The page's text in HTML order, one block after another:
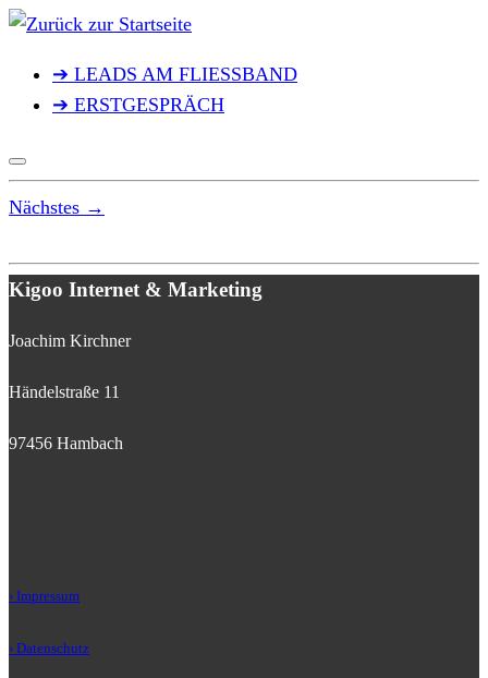
Zum
springen➔ LEADS AM FLIESSBAND
➔ ERSTGESPRÄCH
Nächstes →
Kigoo Internet & Marketing
Joachim Kirchner
Händelstraße 11
97456 Hambach
› Impressum
› Datenschutz